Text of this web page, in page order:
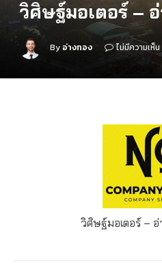
วิศิษฐ์มอเตอร์ –
By อ่างทอง ไม่มีความเห็น
วิศิษฐ์มอเตอร์ – อ่